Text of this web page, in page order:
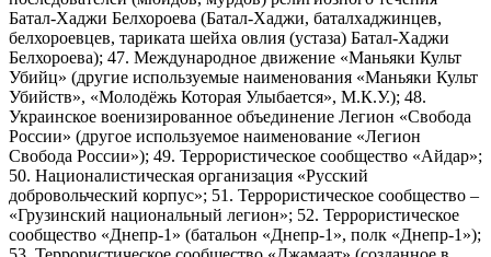
Батал-Хаджи Белхороева (Батал-Хаджи, баталхаджинцев,
белхороевцев, тариката шейха овлия (устаза) Батал-Хаджи
Белхороева); 47. Международное движение «Маньяки Культ
Убийц» (другие используемые наименования «Маньяки Культ
Убийств», «Молодёжь Которая Улыбается», М.К.У.); 48.
Украинское военизированное объединение Легион «Свобода
России» (другое используемое наименование «Легион
Свобода России»); 49. Террористическое сообщество «Айдар»;
50. Националистическая организация «Русский
добровольческий корпус»; 51. Террористическое сообщество –
«Грузинский национальный легион»; 52. Террористическое
сообщество «Днепр-1» (батальон «Днепр-1», полк «Днепр-1»);